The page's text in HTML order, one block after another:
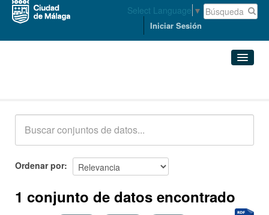
Select Language ▼
Iniciar Sesión
Acerca de
Ordenar por
1 conjunto de datos encontrado